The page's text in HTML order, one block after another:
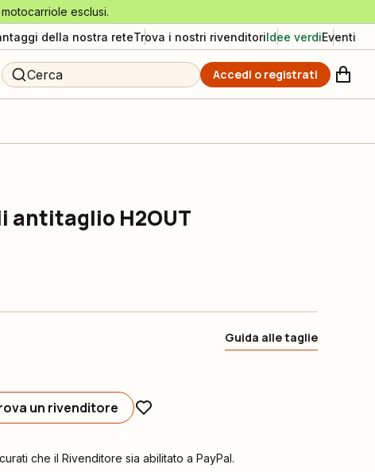
esclusi.
della nostra reteTrova i nostri rivenditoriIdee verdiEventi
Cerca Accedi o registrati
antitaglio H2OUT
Guida alle taglie
un rivenditore
che il Rivenditore sia abilitato a PayPal.